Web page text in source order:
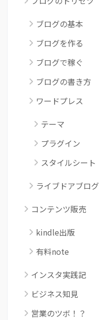
ブログの基本
ブログを作る
ブログで稼ぐ
ブログの書き方
ワードプレス
テーマ
プラグイン
スタイルシート
ライブドアブログ
コンテンツ販売
kindle出版
有料note
インスタ実践記
ビジネス知見
営業のツボ！？